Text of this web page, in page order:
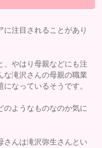
注目されることがあり
、やはり母親などにも注
な滝沢さんの母親の職業
なっているそうです。
のようなものなのか気に
さんは滝沢弥生さんとい